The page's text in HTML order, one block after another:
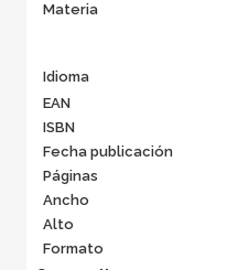
Materia
Idioma
EAN
ISBN
Fecha publicación
Páginas
Ancho
Alto
Formato